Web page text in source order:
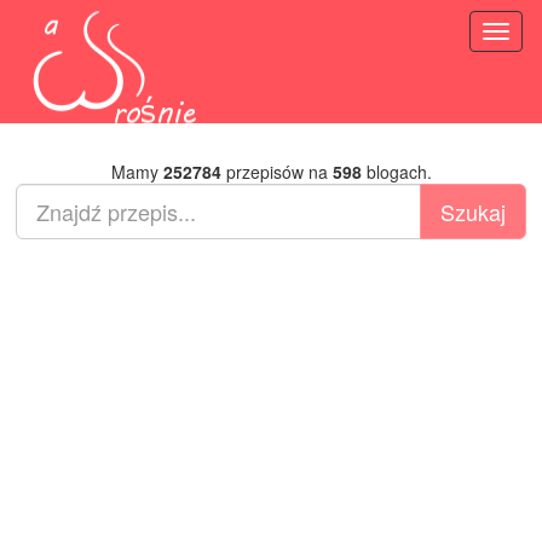
Mamy 252784przepisów na 598blogach.